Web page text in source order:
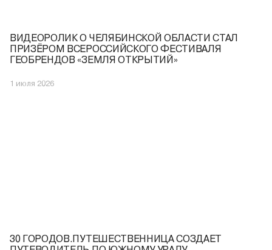
ВИДЕОРОЛИК О ЧЕЛЯБИНСКОЙ ОБЛАСТИ СТАЛ
ПРИЗЁРОМ ВСЕРОССИЙСКОГО ФЕСТИВАЛЯ
ГЕОБРЕНДОВ «ЗЕМЛЯ ОТКРЫТИЙ»
1 июля 2026
30 ГОРОДОВ.ПУТЕШЕСТВЕННИЦА СОЗДАЕТ